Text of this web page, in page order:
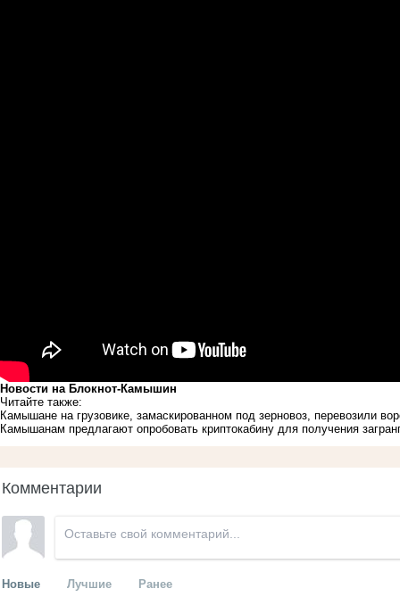
Новости на Блoкнoт-Камышин
Читайте также:
Камышане на грузовике, замаскированном под зерновоз, перевозили
Камышанам предлагают опробовать криптокабину для получения
Комментарии
Новые Лучшие Ранее